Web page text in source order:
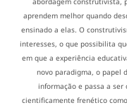
aprendem melhor quando
ensinado a elas. O
interesses, o que possibilita
em que a experiência
novo paradigma, o papel
informação e passa a
cientificamente frenético